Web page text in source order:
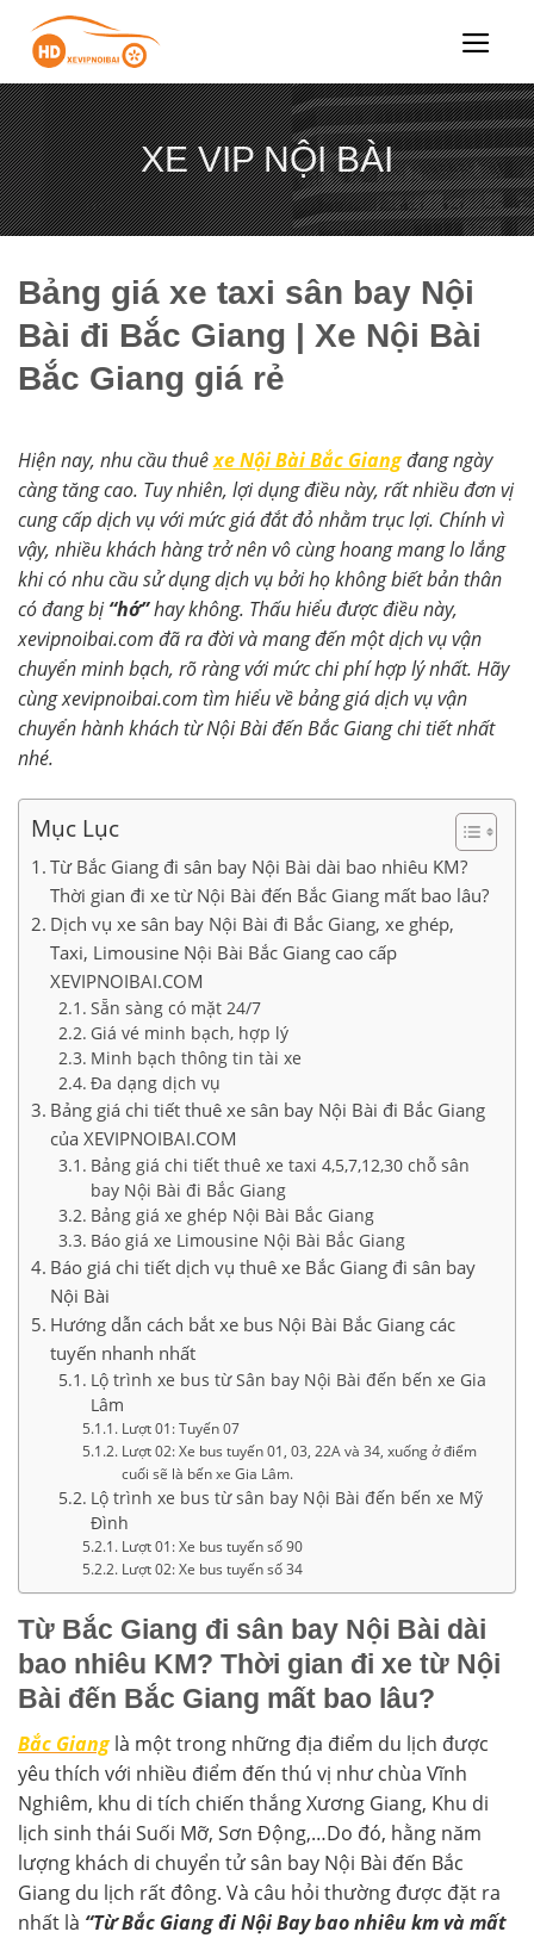
Chuyển
đến
dung
XE VIP NỘI BÀI
Bảng giá xe taxi sân bay Nội
Bài đi Bắc Giang | Xe Nội Bài
Bắc Giang giá rẻ
Hiện nay, nhu cầu thuêxe Nội Bài Bắc Giangđang ngày
càng tăng cao. Tuy nhiên, lợi dụng điều này, rất nhiều đơn vị
cung cấp dịch vụ với mức giá đắt đỏ nhằm trục lợi. Chính vì
vậy, nhiều khách hàng trở nên vô cùng hoang mang lo lắng
khi có nhu cầu sử dụng dịch vụ bởi họ không biết bản thân
có đang bị“hớ”hay không. Thấu hiểu được điều này,
xevipnoibai.com đã ra đời và mang đến một dịch vụ vận
chuyển minh bạch, rõ ràng với mức chi phí hợp lý nhất. Hãy
cùng xevipnoibai.com tìm hiểu về bảng giá dịch vụ vận
chuyển hành khách từ Nội Bài đến Bắc Giang chi tiết nhất
nhé.
Mục Lục
Từ Bắc Giang đi sân bay Nội Bài dài bao nhiêu KM?
Thời gian đi xe từ Nội Bài đến Bắc Giang mất bao lâu?
Dịch vụ xe sân bay Nội Bài đi Bắc Giang, xe ghép,
Taxi, Limousine Nội Bài Bắc Giang cao cấp
XEVIPNOIBAI.COM
Sẵn sàng có mặt 24/7
Giá vé minh bạch, hợp lý
Minh bạch thông tin tài xe
Đa dạng dịch vụ
Bảng giá chi tiết thuê xe sân bay Nội Bài đi Bắc Giang
của XEVIPNOIBAI.COM
Bảng giá chi tiết thuê xe taxi 4,5,7,12,30 chỗ sân
bay Nội Bài đi Bắc Giang
Bảng giá xe ghép Nội Bài Bắc Giang
Báo giá xe Limousine Nội Bài Bắc Giang
Báo giá chi tiết dịch vụ thuê xe Bắc Giang đi sân bay
Nội Bài
Hướng dẫn cách bắt xe bus Nội Bài Bắc Giang các
tuyến nhanh nhất
Lộ trình xe bus từ Sân bay Nội Bài đến bến xe Gia
Lâm
Lượt 01: Tuyến 07
Lượt 02: Xe bus tuyến 01, 03, 22A và 34, xuống ở điểm
cuối sẽ là bến xe Gia Lâm.
Lộ trình xe bus từ sân bay Nội Bài đến bến xe Mỹ
Đình
Lượt 01: Xe bus tuyến số 90
Lượt 02: Xe bus tuyến số 34
Từ Bắc Giang đi sân bay Nội Bài dài
bao nhiêu KM? Thời gian đi xe từ Nội
Bài đến Bắc Giang mất bao lâu?
Bắc Gianglà một trong những địa điểm du lịch được
yêu thích với nhiều điểm đến thú vị như chùa Vĩnh
Nghiêm, khu di tích chiến thắng Xương Giang, Khu di
lịch sinh thái Suối Mỡ, Sơn Động,…Do đó, hằng năm
lượng khách di chuyển tử sân bay Nội Bài đến Bắc
Giang du lịch rất đông. Và câu hỏi thường được đặt ra
nhất là “Từ Bắc Giang đi Nội Bay bao nhiêu km và mất